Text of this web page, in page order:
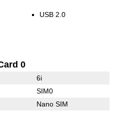
USB 2.0
0
6i
SIM0
Nano SIM